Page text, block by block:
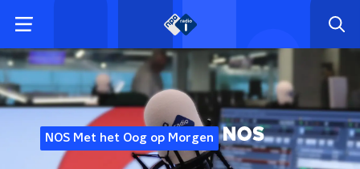
NOS Met het Oog op Morgen